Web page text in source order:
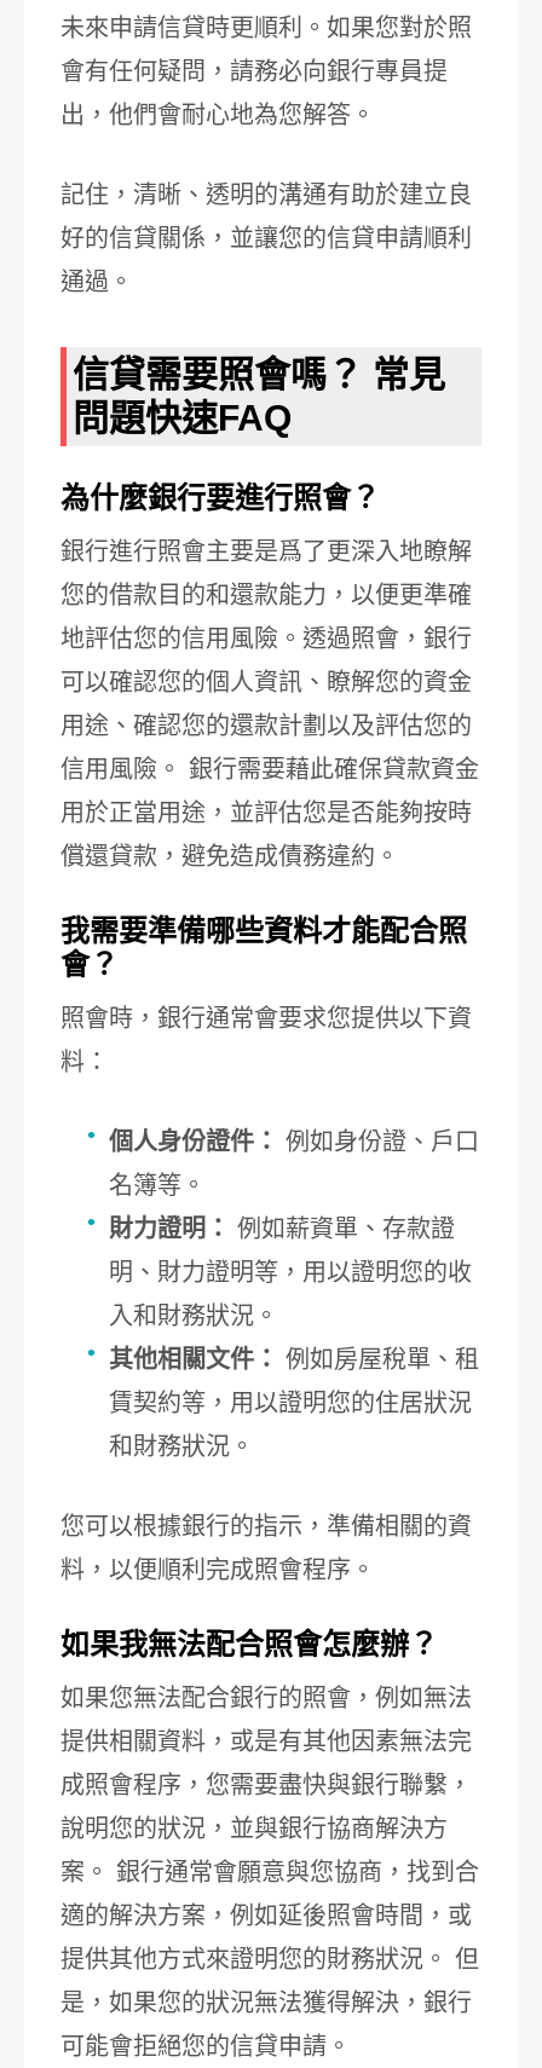
未來申請信貸時更順利。如果您對於照
會有任何疑問，請務必向銀行專員提
出，他們會耐心地為您解答。
記住，清晰、透明的溝通有助於建立良
好的信貸關係，並讓您的信貸申請順利
通過。
信貸需要照會嗎？ 常見
問題快速FAQ
為什麼銀行要進行照會？
銀行進行照會主要是爲了更深入地瞭解
您的借款目的和還款能力，以便更準確
地評估您的信用風險。透過照會，銀行
可以確認您的個人資訊、瞭解您的資金
用途、確認您的還款計劃以及評估您的
信用風險。 銀行需要藉此確保貸款資金
用於正當用途，並評估您是否能夠按時
償還貸款，避免造成債務違約。
我需要準備哪些資料才能配合照
會？
照會時，銀行通常會要求您提供以下資
料：
個人身份證件： 例如身份證、戶口
名簿等。
財力證明： 例如薪資單、存款證
明、財力證明等，用以證明您的收
入和財務狀況。
其他相關文件： 例如房屋稅單、租
賃契約等，用以證明您的住居狀況
和財務狀況。
您可以根據銀行的指示，準備相關的資
料，以便順利完成照會程序。
如果我無法配合照會怎麼辦？
如果您無法配合銀行的照會，例如無法
提供相關資料，或是有其他因素無法完
成照會程序，您需要盡快與銀行聯繫，
說明您的狀況，並與銀行協商解決方
案。 銀行通常會願意與您協商，找到合
適的解決方案，例如延後照會時間，或
提供其他方式來證明您的財務狀況。 但
是，如果您的狀況無法獲得解決，銀行
可能會拒絕您的信貸申請。